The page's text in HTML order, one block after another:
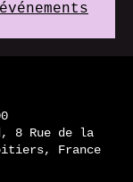
8 Rue de la
France